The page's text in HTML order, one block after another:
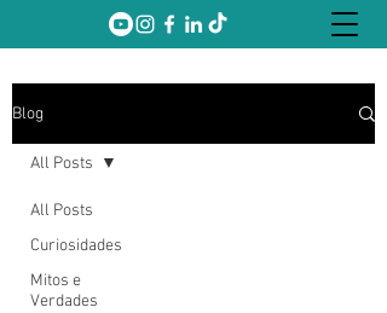
Blog
All Posts
Curiosidades
Mitos e
Verdades
All Posts